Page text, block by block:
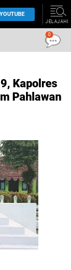
YOUTUBE
JELAJAHI
Kapolres
Pahlawan
0